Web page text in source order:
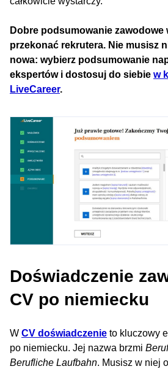
Dobre podsumowanie zawodowe
przekonać rekrutera. Nie musisz
nowa: wybierz podsumowanie
ekspertów i dostosuj do siebie w
LiveCareer.
Doświadczenie
CV po niemiecku
W CV doświadczenie to kluczowy
po niemiecku. Jej nazwa brzmi
Berufliche Laufbahn. Musisz w niej